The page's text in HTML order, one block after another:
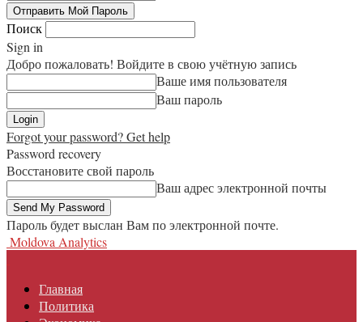
Поиск
Sign in
Добро пожаловать! Войдите в свою учётную запись
Ваше имя пользователя
Ваш пароль
Forgot your password? Get help
Password recovery
Восстановите свой пароль
Ваш адрес электронной почты
Пароль будет выслан Вам по электронной почте.
Moldova Analytics
Главная
Политика